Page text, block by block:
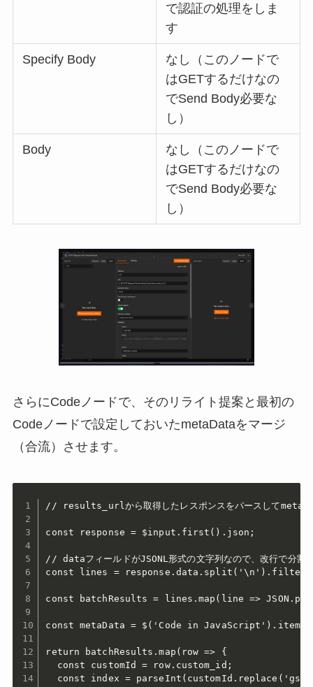
で認証の処理をしま
す
Specify Body
なし（このノードで
はGETするだけなの
でSend Body必要な
し）
Body
なし（このノードで
はGETするだけなの
でSend Body必要な
し）
さらにCodeノードで、そのリライト提案と最初の
Codeノードで設定しておいたmetaDataをマージ
（合流）させます。
// results_urlから取得したレスポンスをパースして
const response = $input.first().json;
// dataフィールドがJSONL形式の文字列なので、改行で分割
const lines =
const batchResults = lines.map(line =>
const metaData = $('Code in
return batchResults.map(row => {
  const customId = row.custom_id;
const index =